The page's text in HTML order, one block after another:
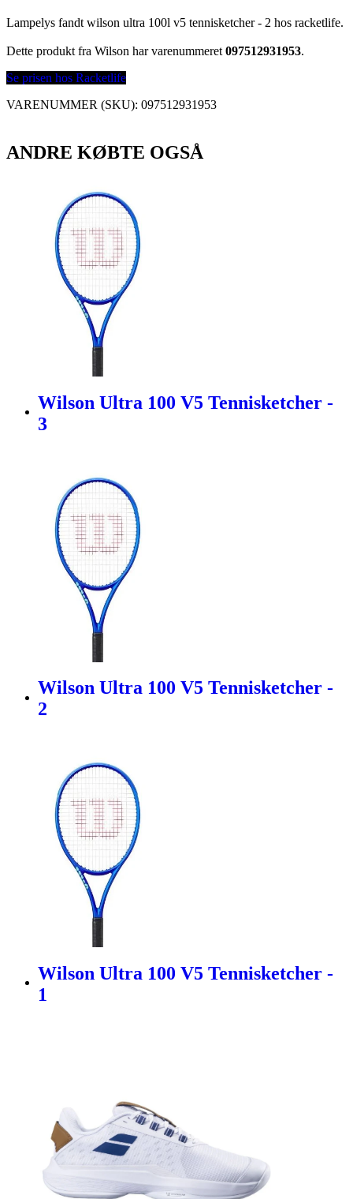
Lampelys fandt wilson ultra 100l v5 tennisketcher - 2 hos racketlife.
Dette produkt fra Wilson har varenummeret 097512931953.
Se prisen hos Racketlife
VARENUMMER (SKU): 097512931953
ANDRE KØBTE OGSÅ
Wilson Ultra 100 V5 Tennisketcher -
3
Wilson Ultra 100 V5 Tennisketcher -
2
Wilson Ultra 100 V5 Tennisketcher -
1